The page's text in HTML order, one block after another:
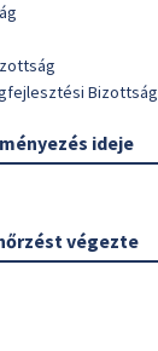
Bizottság
ideje
végezte